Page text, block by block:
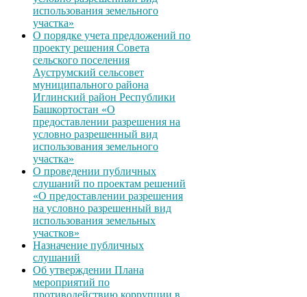
использования земельного
участка»
О порядке учета предложений по
проекту решения Совета
сельского поселения
Ауструмский сельсовет
муниципального района
Иглинский район Республики
Башкортостан «О
предоставлении разрешения на
условно разрешенный вид
использования земельного
участка»
О проведении публичных
слушаний по проектам решений
«О предоставлении разрешения
на условно разрешенный вид
использования земельных
участков»
Назначение публичных
слушаний
Об утверждении Плана
мероприятий по
противодействию коррупции в